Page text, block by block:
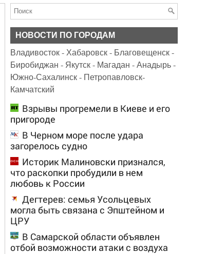
НОВОСТИ ПО ГОРОДАМ
Владивосток-Хабаровск- Благовещенск-
Биробиджан - Якутск- Магадан -Анадырь-
Южно-Сахалинск- Петропавловск-
Камчатский
Взрывы прогремели в Киеве и его
пригороде
В Черном море после удара
загорелось судно
Историк Малиновски признался,
что раскопки пробудили в нем
любовь к России
Дегтерев: семья Усольцевых
могла быть связана с Эпштейном и
ЦРУ
В Самарской области объявлен
отбой возможности атаки с воздуха